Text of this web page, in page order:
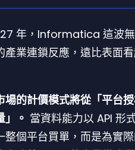
年，Informatica 這波
產業連鎖反應，遠比表面
場的計價模式將從「平台
」。 當資料能力以 API 形
整個平台買單，而是為實